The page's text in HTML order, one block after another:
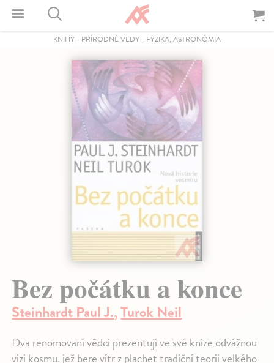
KNIHY - PRÍRODNÉ VEDY - FYZIKA, ASTRONÓMIA
Bez počátku a konce
Steinhardt Paul J.,Turok Neil
Dva renomovaní vědci prezentují ve své knize odvážnou
vizi kosmu, jež bere vítr z plachet tradiční teorii velkého